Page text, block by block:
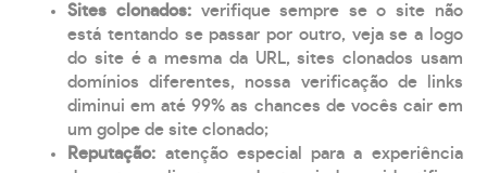
Sites clonados: verifique sempre se o site não
está tentando se passar por outro, veja se a logo
do site é a mesma da URL, sites clonados usam
domínios diferentes, nossa verificação de links
diminui em até 99% as chances de vocês cair em
um golpe de site clonado;
Reputação: atenção especial para a experiência